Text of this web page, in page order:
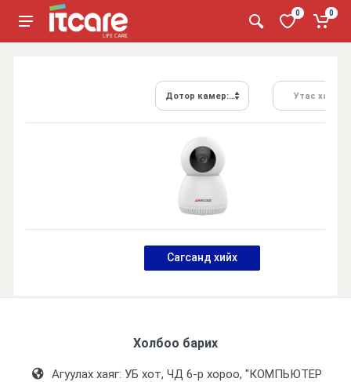
0 0
Дотор камер:JUAN 3MP 4MM INDOOR WIFI IP CAMERA Утас хайх...
Сагсанд хийх
Холбоо барих
Агуулах хаяг: УБ хот, ЧД 6-р хороо, "КОМПЬЮТЕР